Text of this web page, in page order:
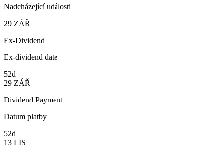
Nadcházející události
29 ZÁŘ
Ex-Dividend
Ex-dividend date
52d
29 ZÁŘ
Dividend Payment
Datum platby
52d
13 LIS